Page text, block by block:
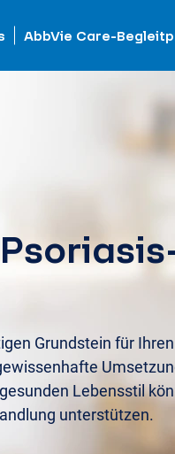
AbbVie Care-
Grundstein für Ihren
Lebensstil
unterstützen.